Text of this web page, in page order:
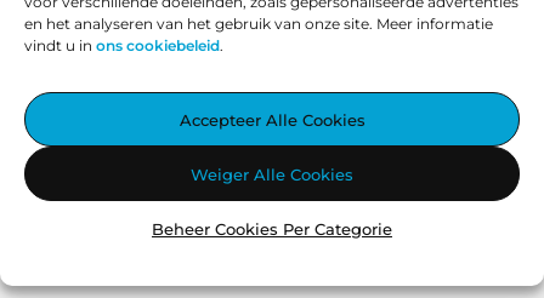
en het analyseren van het gebruik van onze site. Meer informatie
vindt u in ons cookiebeleid.
Accepteer Alle Cookies
Weiger Alle Cookies
Beheer Cookies Per Categorie
Aggiez.nl – Altijd Iets Interessants te Lezen.
Ontdek een wereld vol inspirerende blogs en artikelen, zorgvuldig
geselecteerd om jouw dag te verrijken.